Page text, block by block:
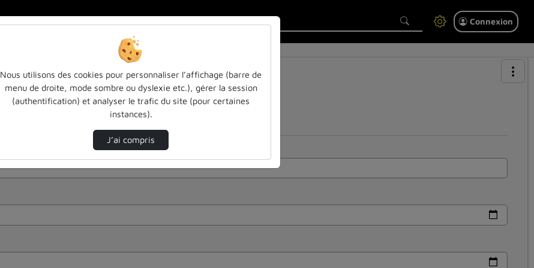
Connexion
Nous utilisons des cookies pour personnaliser l’affichage (barre de
menu de droite, mode sombre ou dyslexie etc.), gérer la session
(authentification) et analyser le trafic du site (pour certaines
instances).
J’ai compris